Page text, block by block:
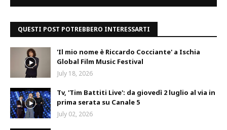
QUESTI POST POTREBBERO INTERESSARTI
'Il mio nome è Riccardo Cocciante' a Ischia
Global Film Music Festival
July 18, 2026
Tv, 'Tim Battiti Live': da giovedì 2 luglio al via in
prima serata su Canale 5
July 02, 2026